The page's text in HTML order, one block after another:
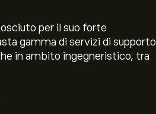
per il suo forte
gamma di servizi di supporto
in ambito ingegneristico, tra